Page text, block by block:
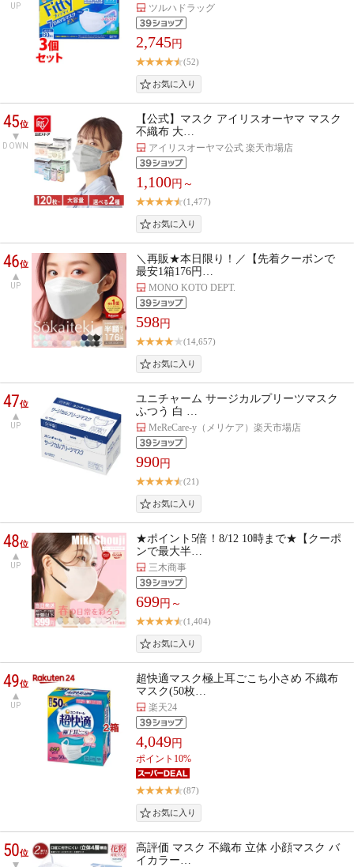
UP ツルハドラッグ
2,745円
(52)
45位
DOWN
【公式】マスク アイリスオーヤマ マスク
不織布 大…
アイリスオーヤマ公式 楽天市場店
1,100円～
(1,477)
46位
UP
＼再販★本日限り！／【先着クーポンで
最安1箱176円…
MONO KOTO DEPT.
598円
(14,657)
47位
UP
ユニチャーム サージカルプリーツマスク
ふつう 白 …
MeReCare-y（メリケア）楽天市場店
990円
(21)
48位
UP
★ポイント5倍！8/12 10時まで★【クーポ
ンで最大半…
三木商事
699円～
(1,404)
49位
UP
超快適マスク極上耳ごこち小さめ 不織布
マスク(50枚…
楽天24
4,049円
ポイント10%
(87)
50位
高評価 マスク 不織布 立体 小顔マスク バ
イカラー…